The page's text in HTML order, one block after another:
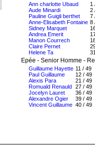
Ann charlotte Ubaud
Aude Minardi
Pauline Guigli berthet
Anne-Elisabeth Fontaine
Sidney Marquet
Andrea Emerit
Manon Courrech
Claire Pernet
Helene Ta
1
2
7
8
Epée - Senior Homme -
Guillaume Hayette
Paul Guillaume
Alexis Para
Romuald Renauld
Jocelyn Lauret
Alexandre Ogier
Vincent Guillaume
11 / 49
12 / 49
21 / 49
27 / 49
36 / 49
39 / 49
40 / 49